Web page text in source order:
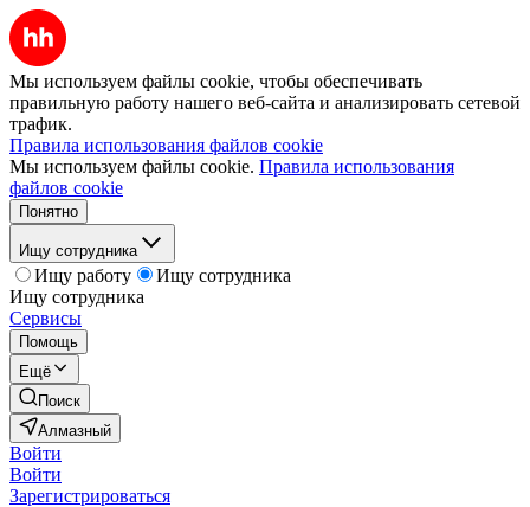
Мы используем файлы cookie, чтобы обеспечивать
правильную работу нашего веб-сайта и анализировать сетевой
трафик.
Правила использования файлов cookie
Мы используем файлы cookie. Правила использования
файлов cookie
Понятно
Ищу сотрудника
Ищу работу
Ищу сотрудника
Ищу сотрудника
Сервисы
Помощь
Ещё
Поиск
Алмазный
Войти
Войти
Зарегистрироваться